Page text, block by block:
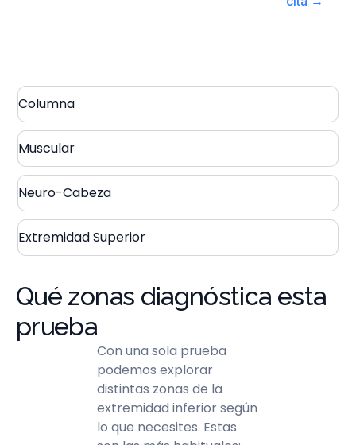
Columna
Muscular
Neuro-Cabeza
Extremidad Superior
Qué zonas diagnóstica esta
prueba
Con una sola prueba
podemos explorar
distintas zonas de la
extremidad inferior según
lo que necesites. Estas